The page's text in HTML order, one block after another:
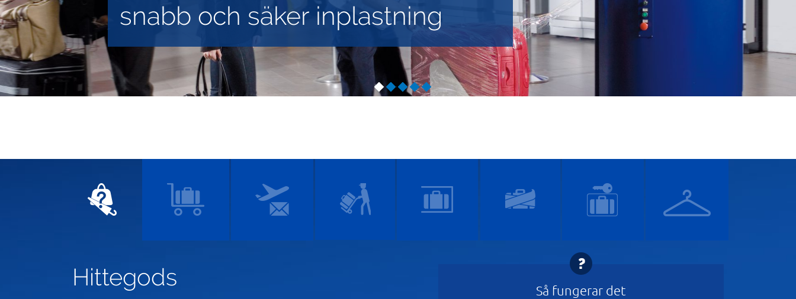
snabb och säker inplastning
Hittegods Så fungerar det